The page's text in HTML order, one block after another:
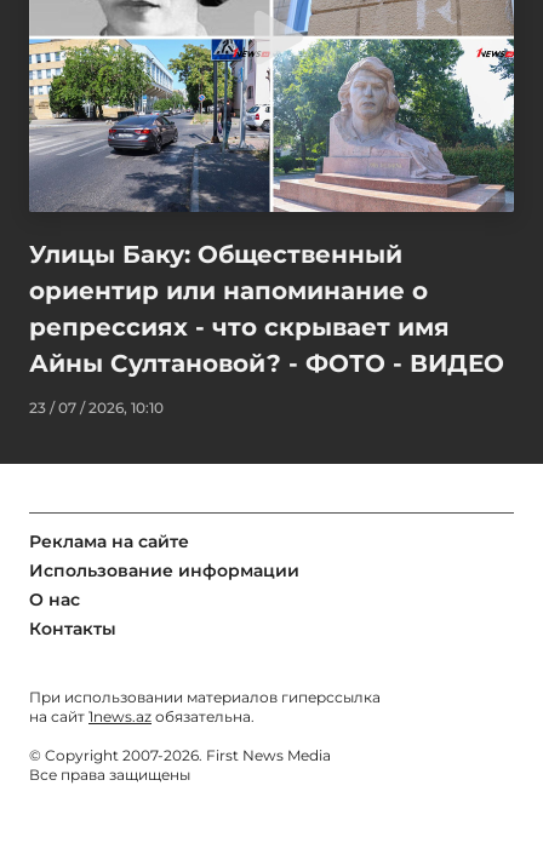
Улицы Баку: Общественный
ориентир или напоминание о
репрессиях - что скрывает имя
Айны Султановой? - ФОТО - ВИДЕО
23 / 07 / 2026, 10:10
Реклама на сайте
Использование информации
О нас
Контакты
При использовании материалов гиперссылка
на сайт 1news.az обязательна.
© Copyright 2007-2026. First News Media
Все права защищены